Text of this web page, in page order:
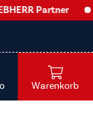
Partner
Warenkorb